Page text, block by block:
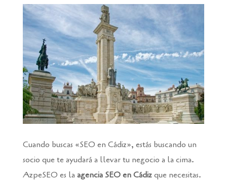
Cuando buscas «SEO en Cádiz», estás buscando un
socio que te ayudará a llevar tu negocio a la cima.
AzpeSEO es la agencia SEO en Cádizque necesitas.